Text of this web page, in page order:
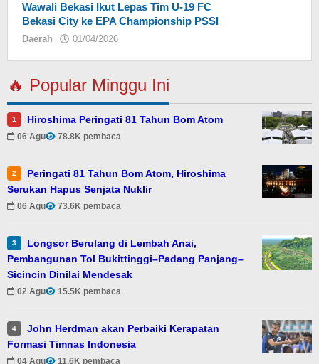
Wawali Bekasi Ikut Lepas Tim U-19 FC
Bekasi City ke EPA Championship PSSI
Daerah 01/04/2026
🔥 Popular Minggu Ini
1 Hiroshima Peringati 81 Tahun Bom Atom
06 Agu 78.8K pembaca
2
Peringati 81 Tahun Bom Atom, Hiroshima
Serukan Hapus Senjata Nuklir
06 Agu 73.6K pembaca
3
Longsor Berulang di Lembah Anai,
Pembangunan Tol Bukittinggi–Padang Panjang–
Sicincin Dinilai Mendesak
02 Agu 15.5K pembaca
4
John Herdman akan Perbaiki Kerapatan
Formasi Timnas Indonesia
04 Agu 11.6K pembaca